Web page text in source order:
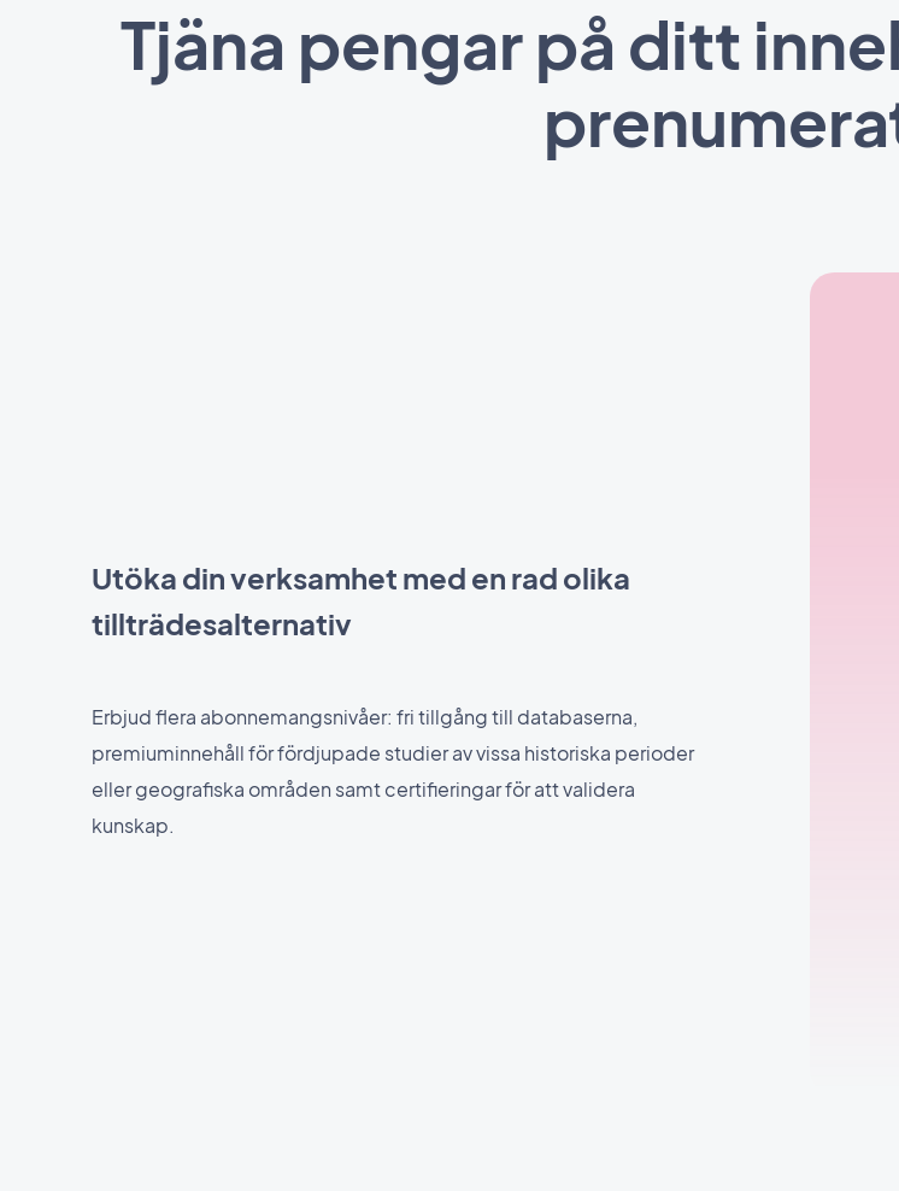
Tjäna pengar på ditt
Utöka din verksamhet med en rad olika
tillträdesalternativ
Erbjud flera abonnemangsnivåer: fri tillgång till databaserna,
premiuminnehåll för fördjupade studier av vissa historiska perioder
eller geografiska områden samt certifieringar för att validera
kunskap.